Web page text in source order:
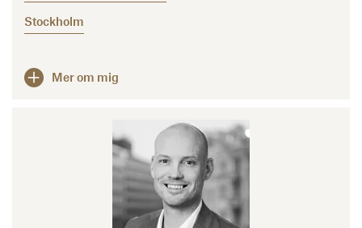
Stockholm
Mer om mig